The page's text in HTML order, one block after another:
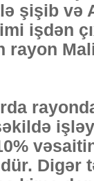
şişib və
işdən